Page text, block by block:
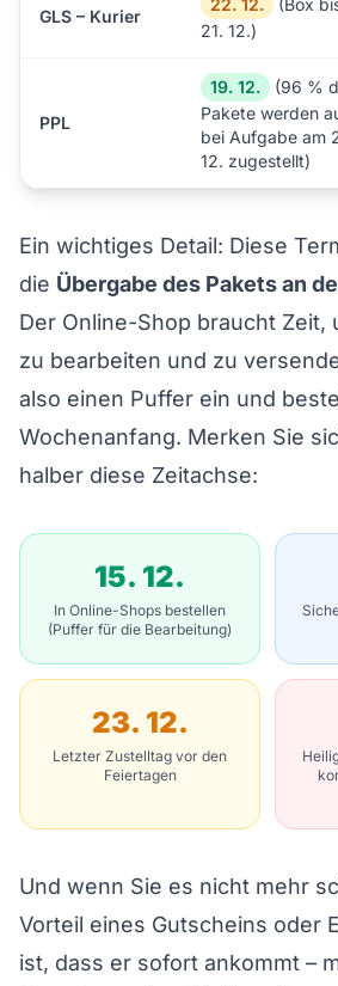
GLS – Kurier
22. 12.
(Box
21. 12.)
PPL
19. 12.
(96 %
Pakete werden
bei Aufgabe am
12. zugestellt)
Ein wichtiges Detail: Diese
die Übergabe des Pakets an
Der Online-Shop braucht Zeit,
zu bearbeiten und zu
also einen Puffer ein und
Wochenanfang. Merken Sie
halber diese Zeitachse:
15. 12.
In Online-Shops bestellen
(Puffer für die Bearbeitung)
23. 12.
Letzter Zustelltag vor den
Feiertagen
Und wenn Sie es nicht mehr
Vorteil eines Gutscheins oder
ist, dass er sofort ankommt –